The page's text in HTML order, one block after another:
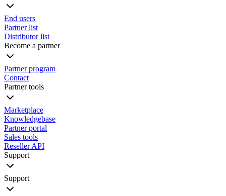
End users
Partner list
Distributor list
Become a partner
Partner program
Contact
Partner tools
Marketplace
Knowledgebase
Partner portal
Sales tools
Reseller API
Support
Support